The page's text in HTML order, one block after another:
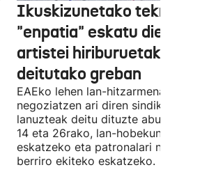
Ikuskizunetako teknikariek
"enpatia" eskatu diete
artistei hiriburuetako
deitutako greban
EAEko lehen lan-hitzarmena
negoziatzen ari diren sindikatuek
lanuzteak deitu dituzte abuztuaren 5,
14 eta 26rako, lan-hobekuntzak
eskatzeko eta patronalari
berriro ekiteko eskatzeko.